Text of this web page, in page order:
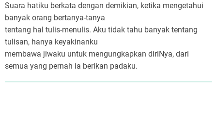
Suara hatiku berkata dengan demikian, ketika mengetahui
banyak orang bertanya-tanya
tentang hal tulis-menulis. Aku tidak tahu banyak tentang
tulisan, hanya keyakinanku
membawa jiwaku untuk mengungkapkan diriNya, dari
semua yang pernah ia berikan padaku.